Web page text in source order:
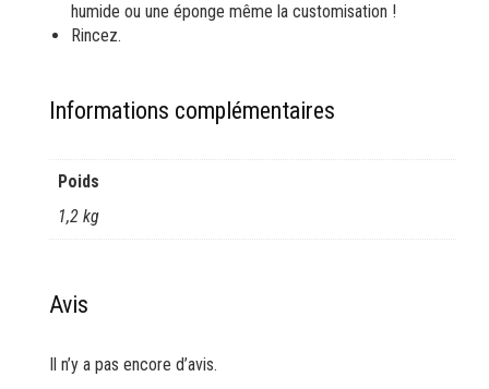
humide ou une éponge même la customisation !
Rincez.
Informations complémentaires
Poids
1,2 kg
Avis
Il n’y a pas encore d’avis.